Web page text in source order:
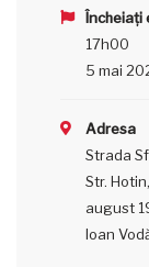
Încheiați
17h00
5 mai
Adresa
Strada
Str.
august
Ioan